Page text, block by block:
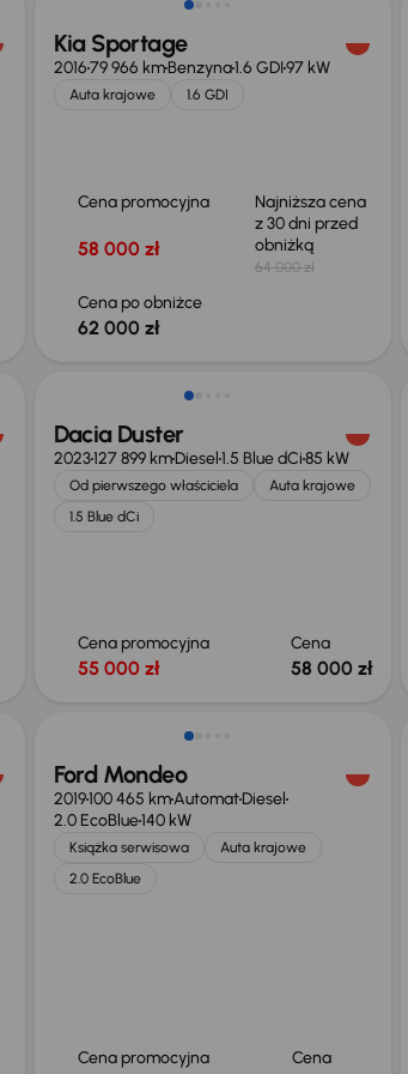
Kia Sportage
201679 966 kmBenzyna1.6 GDI97 kW
Auta krajowe 1.6 GDI
Cena promocyjna
58 000 zł
Najniższa cena
z 30 dni przed
obniżką
64 000 zł
Cena po obniżce
62 000 zł
Możliwość odliczenia VAT
Dacia Duster
2023127 899 kmDiesel1.5 Blue dCi85 kW
Od pierwszego właściciela
Auta krajowe
1.5 Blue dCi
Cena promocyjna
55 000 zł
Cena
58 000 zł
Ford Mondeo
2019100 465 kmAutomatDiesel
2.0 EcoBlue140 kW
Książka serwisowa
Auta krajowe
2.0 EcoBlue
Cena promocyjna Cena